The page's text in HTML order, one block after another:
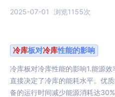
2025-07-01 浏览1155次
冷库板对冷库性能的影响
冷库板对冷库性能的影响1.能源
直接决定了冷库的能耗水平。优
备的运行时间减少能源消耗达